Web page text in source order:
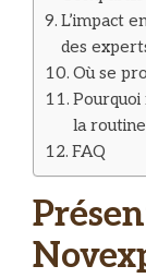
L’impact
des
Où se
Pourquoi
la
FAQ